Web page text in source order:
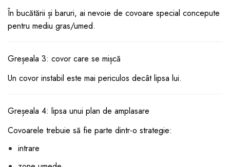
În bucătării și baruri, ai nevoie de covoare special concepute
pentru mediu gras/umed.
Greșeala 3: covor care se mișcă
Un covor instabil este mai periculos decât lipsa lui.
Greșeala 4: lipsa unui plan de amplasare
Covoarele trebuie să fie parte dintr-o strategie:
intrare